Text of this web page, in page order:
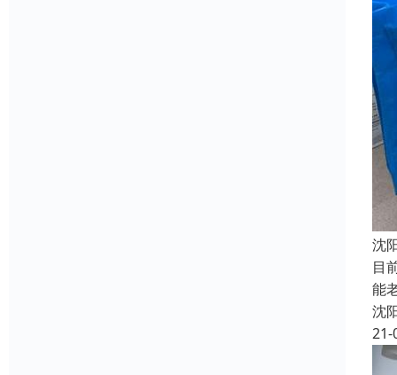
沈
目
能
沈
21-